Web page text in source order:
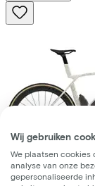
Trek
Wij gebruiken
We plaatsen cookies
analyse van onze
gepersonaliseerde